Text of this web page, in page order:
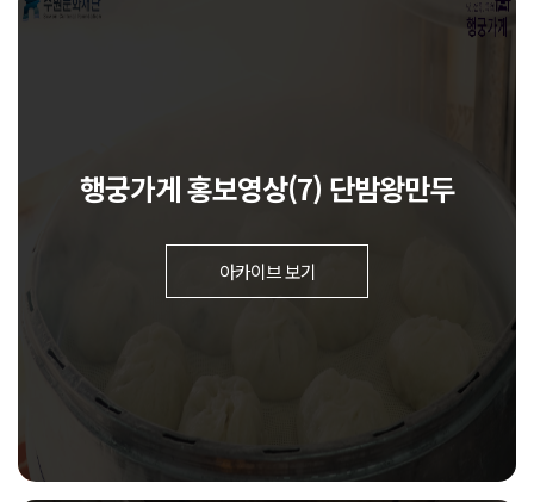
행궁가게 홍보영상(7) 단밤왕만두
아카이브 보기